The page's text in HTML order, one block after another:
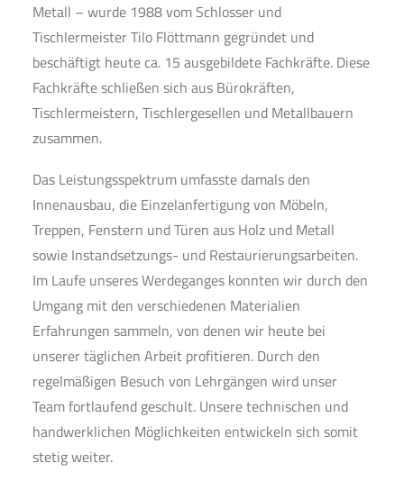
Metall – wurde 1988 vom Schlosser und
Tischlermeister Tilo Flöttmann gegründet und
beschäftigt heute ca. 15 ausgebildete Fachkräfte. Diese
Fachkräfte schließen sich aus Bürokräften,
Tischlermeistern, Tischlergesellen und Metallbauern
zusammen.
Das Leistungsspektrum umfasste damals den
Innenausbau, die Einzelanfertigung von Möbeln,
Treppen, Fenstern und Türen aus Holz und Metall
sowie Instandsetzungs- und Restaurierungsarbeiten.
Im Laufe unseres Werdeganges konnten wir durch den
Umgang mit den verschiedenen Materialien
Erfahrungen sammeln, von denen wir heute bei
unserer täglichen Arbeit profitieren. Durch den
regelmäßigen Besuch von Lehrgängen wird unser
Team fortlaufend geschult. Unsere technischen und
handwerklichen Möglichkeiten entwickeln sich somit
stetig weiter.